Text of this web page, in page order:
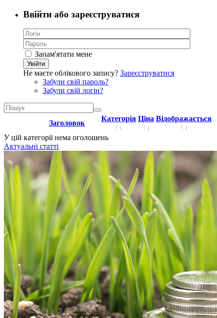
Ввійти або зареєструватися
Запам'ятати мене
Увійти
Не маєте облікового запису? Зареєструватися
Забули свій пароль?
Забули свій логін?
Заголовок
Категорія Ціна Відображається
У цій категорії нема оголошень
Актуальні статті